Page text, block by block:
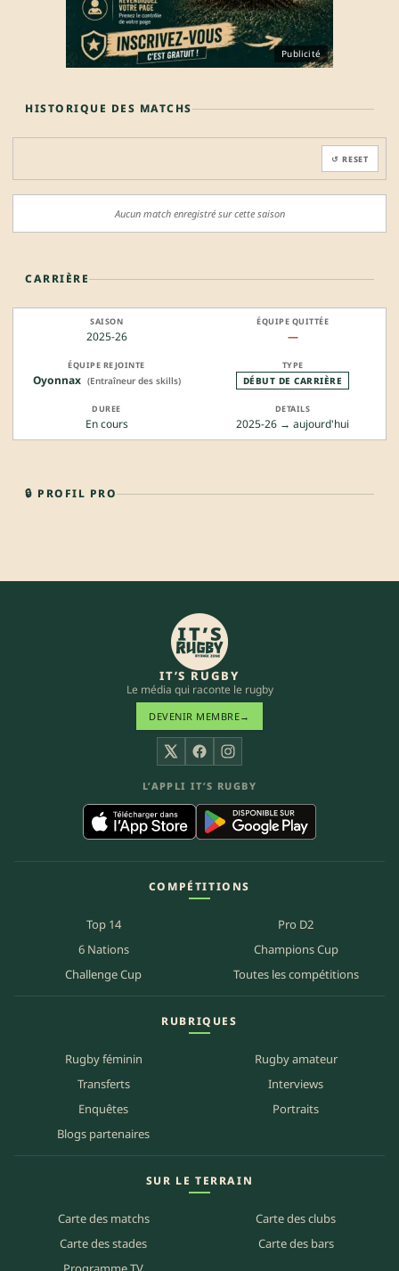
Publicité
HISTORIQUE DES MATCHS
↺ RESET
Aucun match enregistré sur cette saison
CARRIÈRE
2025-26 —
Oyonnax (Entraîneur des skills) DÉBUT DE CARRIÈRE
En cours 2025-26 → aujourd'hui
🔒 PROFIL PRO
IT’S RUGBY
Le média qui raconte le rugby
DEVENIR MEMBRE→
X FacebookInstagram
L’APPLI IT’S RUGBY
COMPÉTITIONS
Top 14
Pro D2
6 Nations
Champions Cup
Challenge Cup
Toutes les compétitions
RUBRIQUES
Rugby féminin
Rugby amateur
Transferts
Interviews
Enquêtes
Portraits
Blogs partenaires
SUR LE TERRAIN
Carte des matchs
Carte des clubs
Carte des stades
Carte des bars